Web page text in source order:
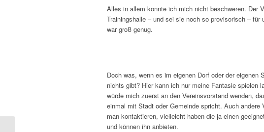
Alles in allem konnte ich mich nicht beschweren. Der
Trainingshalle – und sei sie noch so provisorisch –
war groß genug.
Doch was, wenn es im eigenen Dorf oder der eigenen
nichts gibt? Hier kann ich nur meine Fantasie spielen
würde mich zuerst an den Vereinsvorstand wenden,
einmal mit Stadt oder Gemeinde spricht. Auch andere
man kontaktieren, vielleicht haben die ja einen
und können ihn anbieten.